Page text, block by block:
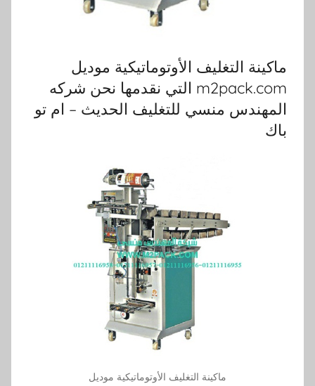
ماكينة التغليف الأوتوماتيكية موديل
m2pack.com التي نقدمها نحن شركه
المهندس منسي للتغليف الحديث – ام تو
باك
ماكينة التغليف الأوتوماتيكية موديل